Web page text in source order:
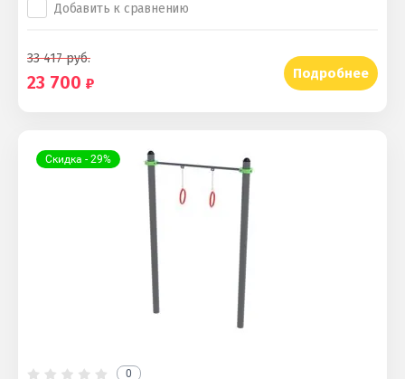
Добавить к сравнению
33 417руб.
23 700 Подробнее
Скидка - 29%
0